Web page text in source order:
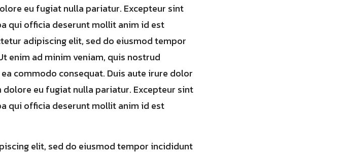
eu fugiat nulla pariatur. Excepteur sint
qui officia deserunt mollit anim id est
adipiscing elit, sed do eiusmod tempor
enim ad minim veniam, quis nostrud
commodo consequat. Duis aute irure dolor
eu fugiat nulla pariatur. Excepteur sint
qui officia deserunt mollit anim id est
elit, sed do eiusmod tempor incididunt